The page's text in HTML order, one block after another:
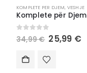
KOMPLETE PER DJEM, VESHJE
Komplete për Djem
out of 5
34,99€ 25,99 €